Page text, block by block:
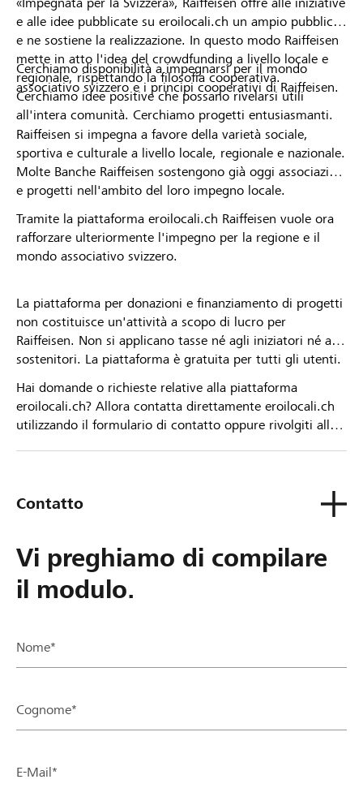
e alle idee pubblicate su eroilocali.ch un ampio pubblico
e ne sostiene la realizzazione. In questo modo Raiffeisen
mette in atto l'idea del crowdfunding a livello locale e
regionale, rispettando la filosofia cooperativa.
Cerchiamo idee positive che possano rivelarsi utili
all'intera comunità. Cerchiamo progetti entusiasmanti.
Cerchiamo disponibilità a impegnarsi per il mondo
associativo svizzero e i principi cooperativi di Raiffeisen.
Raiffeisen si impegna a favore della varietà sociale,
sportiva e culturale a livello locale, regionale e nazionale.
Molte Banche Raiffeisen sostengono già oggi associazioni
e progetti nell'ambito del loro impegno locale.
Tramite la piattaforma eroilocali.ch Raiffeisen vuole ora
rafforzare ulteriormente l'impegno per la regione e il
mondo associativo svizzero.
La piattaforma per donazioni e finanziamento di progetti
non costituisce un'attività a scopo di lucro per
Raiffeisen. Non si applicano tasse né agli iniziatori né ai
sostenitori. La piattaforma è gratuita per tutti gli utenti.
Hai domande o richieste relative alla piattaforma
eroilocali.ch? Allora contatta direttamente eroilocali.ch
utilizzando il formulario di contatto oppure rivolgiti alla
Contatto
Vi preghiamo di compilare
il modulo.
Nome*
Cognome*
E-Mail*